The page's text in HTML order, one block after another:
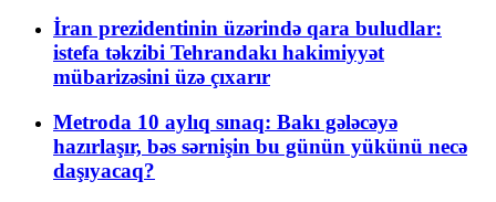
İran prezidentinin üzərində qara buludlar:
istefa təkzibi Tehrandakı hakimiyyət
mübarizəsini üzə çıxarır
Metroda 10 aylıq sınaq: Bakı gələcəyə
hazırlaşır, bəs sərnişin bu günün yükünü necə
daşıyacaq?